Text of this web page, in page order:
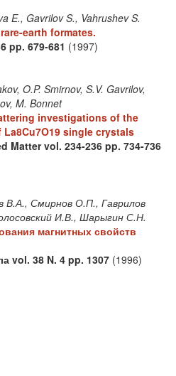
E., Gavrilov S., Vahrushev S.
earth formates.
pp. 679-681 (1997)
O.P. Smirnov, S.V. Gavrilov,
M. Bonnet
investigations of the
single crystals
Matter vol. 234-236 pp. 734-736
В.А., Смирнов О.П., Гаврилов
И.В., Шарыгин С.Н.
магнитных свойств
vol. 38 N. 4 pp. 1307 (1996)